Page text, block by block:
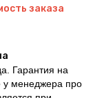
заказа
Гарантия на
у менеджера про